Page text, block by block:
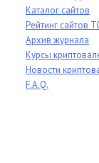
Каталог сайтов
Рейтинг сайтов
Архив журнала
Курсы
Новости
F.A.Q.